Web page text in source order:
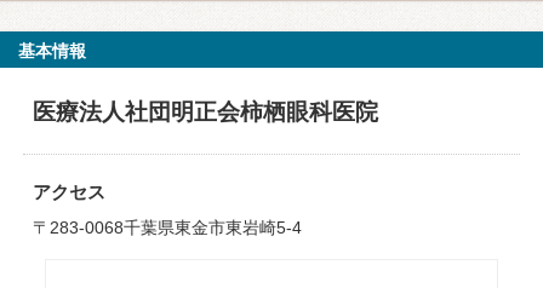
基本情報
医療法人社団明正会柿栖眼科医院
アクセス
〒283-0068千葉県東金市東岩崎5-4